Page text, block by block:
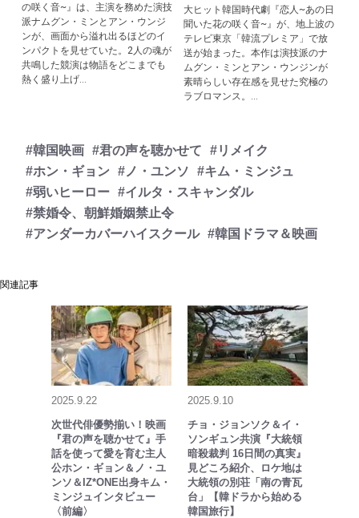
の咲く音~』は、主演を務めた演技
派ナムグン・ミンとアン・ウンジ
ンが、画面から溢れ出るほどのイ
ンパクトを見せていた。2人の魂が
共鳴した競演は物語をどこまでも
熱く盛り上げ...
大ヒット韓国時代劇『恋人~あの日
聞いた花の咲く音~』が、地上波の
テレビ東京「韓流プレミア」で放
送が始まった。本作は演技派のナ
ムグン・ミンとアン・ウンジンが
素晴らしい存在感を見せた究極の
ラブロマンス。...
#韓国映画 #君の声を聴かせて
#リメイク
#ホン・ギョン #ノ・ユンソ
#キム・ミンジュ
#弱いヒーロー #イルタ・スキャンダル
#禁婚令、朝鮮婚姻禁止令
#アンダーカバーハイスクール #韓国ドラマ＆映画
関連記事
2025.9.22
次世代俳優勢揃い！映画
『君の声を聴かせて』手
話を使って愛を育む主人
公ホン・ギョン＆ノ・ユ
ンソ＆IZ*ONE出身キム・
ミンジュインタビュー
〈前編〉
2025.9.10
チョ・ジョンソク＆イ・
ソンギュン共演『大統領
暗殺裁判 16日間の真実』
見どころ紹介、ロケ地は
大統領の別荘「南の青瓦
台」【韓ドラから始める
韓国旅行】